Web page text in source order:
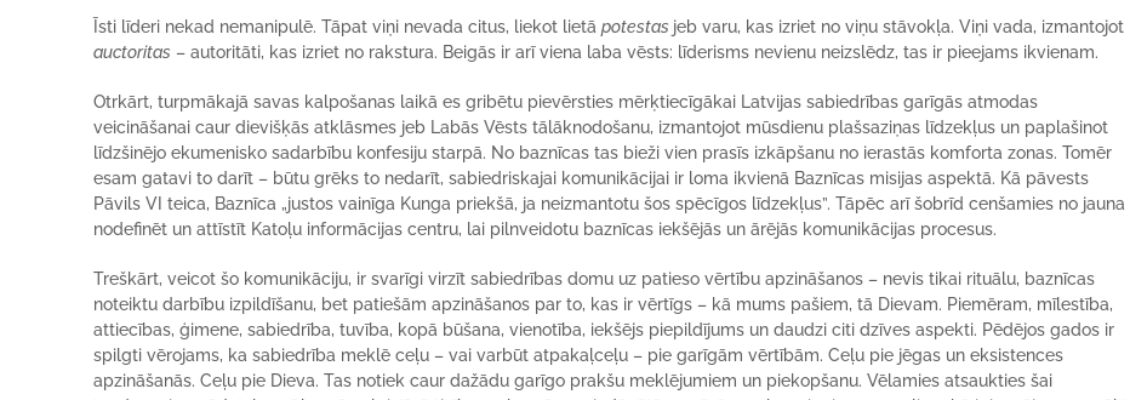
Īsti līderi nekad nemanipulē. Tāpat viņi nevada citus, liekot lietāpotestas jeb varu, kas izriet no viņu stāvokļa. Viņi vada, izmantojot
auctoritas – autoritāti, kas izriet no rakstura. Beigās ir arī viena laba vēsts: līderisms nevienu neizslēdz, tas ir pieejams ikvienam.
Otrkārt, turpmākajā savas kalpošanas laikā es gribētu pievērsties mērķtiecīgākai Latvijas sabiedrības garīgās atmodas
veicināšanai caur dievišķās atklāsmes jeb Labās Vēsts tālāknodošanu, izmantojot mūsdienu plašsaziņas līdzekļus un paplašinot
līdzšinējo ekumenisko sadarbību konfesiju starpā. No baznīcas tas bieži vien prasīs izkāpšanu no ierastās komforta zonas. Tomēr
esam gatavi to darīt – būtu grēks to nedarīt, sabiedriskajai komunikācijai ir loma ikvienā Baznīcas misijas aspektā. Kā pāvests
Pāvils VI teica, Baznīca „justos vainīga Kunga priekšā, ja neizmantotu šos spēcīgos līdzekļus”. Tāpēc arī šobrīd cenšamies no jauna
nodefinēt un attīstīt Katoļu informācijas centru, lai pilnveidotu baznīcas iekšējās un ārējās komunikācijas procesus.
Treškārt, veicot šo komunikāciju, ir svarīgi virzīt sabiedrības domu uz patieso vērtību apzināšanos – nevis tikai rituālu, baznīcas
noteiktu darbību izpildīšanu, bet patiešām apzināšanos par to, kas ir vērtīgs – kā mums pašiem, tā Dievam. Piemēram, mīlestība,
attiecības, ģimene, sabiedrība, tuvība, kopā būšana, vienotība, iekšējs piepildījums un daudzi citi dzīves aspekti. Pēdējos gados ir
spilgti vērojams, ka sabiedrība meklē ceļu – vai varbūt atpakaļceļu – pie garīgām vērtībām. Ceļu pie jēgas un eksistences
apzināšanās. Ceļu pie Dieva. Tas notiek caur dažādu garīgo prakšu meklējumiem un piekopšanu. Vēlamies atsaukties šai